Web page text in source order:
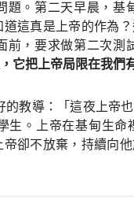
題。第二天早晨，基
這真是上帝的作為
前，要求做第二次測
它把上帝局限在我們
教導：「這夜上帝
生。上帝在基甸生
帝卻不放棄，持續向